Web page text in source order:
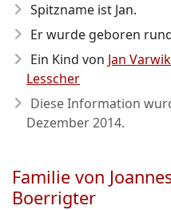
Spitzname ist Jan.
Er wurde geboren
Ein Kind von Jan
Lesscher
Diese Information
Dezember 2014.
Familie von
Boerrigter